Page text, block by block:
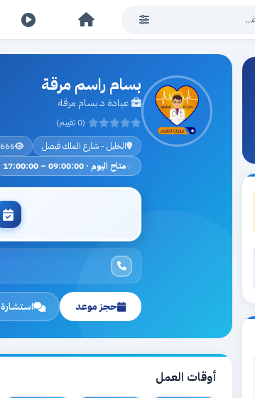
بسام راسم مرقة
عيادة د.بسام مرقة
(0 تقييم)
الخليل - شارع الملك فيصل
666 مشاهدة
متاح اليوم · 09:00:00 – 17:00:00
حجز موعد استشارة
أوقات العمل